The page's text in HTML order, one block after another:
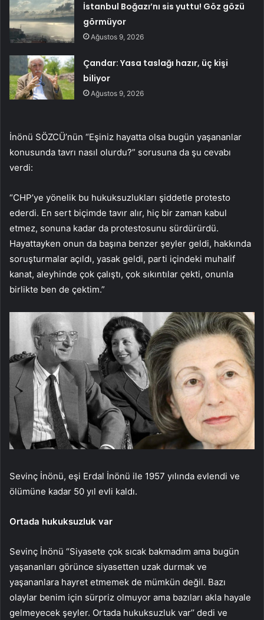
İstanbul Boğazı’nı sis yuttu! Göz gözü
görmüyor
Ağustos 9, 2026
Çandar: Yasa taslağı hazır, üç kişi
biliyor
Ağustos 9, 2026
İnönü SÖZCÜ’nün “Eşiniz hayatta olsa bugün yaşananlar
konusunda tavrı nasıl olurdu?” sorusuna da şu cevabı
verdi:
“CHP’ye yönelik bu hukuksuzlukları şiddetle protesto
ederdi. En sert biçimde tavır alır, hiç bir zaman kabul
etmez, sonuna kadar da protestosunu sürdürürdü.
Hayattayken onun da başına benzer şeyler geldi, hakkında
soruşturmalar açıldı, yasak geldi, parti içindeki muhalif
kanat, aleyhinde çok çalıştı, çok sıkıntılar çekti, onunla
birlikte ben de çektim.”
Sevinç İnönü, eşi Erdal İnönü ile 1957 yılında evlendi ve
ölümüne kadar 50 yıl evli kaldı.
Ortada hukuksuzluk var
Sevinç İnönü “Siyasete çok sıcak bakmadım ama bugün
yaşananları görünce siyasetten uzak durmak ve
yaşananlara hayret etmemek de mümkün değil. Bazı
olaylar benim için sürpriz olmuyor ama bazıları akla hayale
gelmeyecek şeyler. Ortada hukuksuzluk var’’ dedi ve